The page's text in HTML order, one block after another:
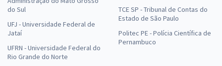
do Sul
UFJ - Universidade Federal de
Jataí
UFRN - Universidade Federal do
Rio Grande do Norte
TCE SP - Tribunal de Contas do
Estado de São Paulo
Politec PE - Polícia Científica de
Pernambuco